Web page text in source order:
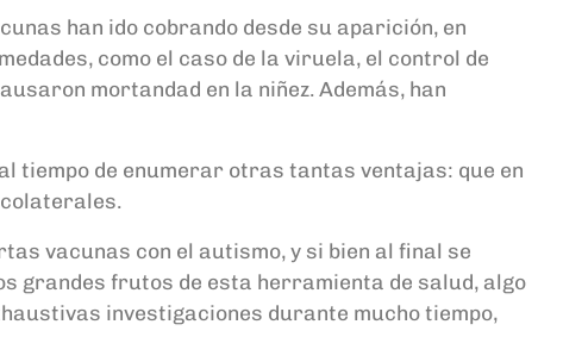
han ido cobrando desde su aparición, en
como el caso de la viruela, el control de
mortandad en la niñez. Además, han
tiempo de enumerar otras tantas ventajas: que en
vacunas con el autismo, y si bien al final se
grandes frutos de esta herramienta de salud, algo
investigaciones durante mucho tiempo,